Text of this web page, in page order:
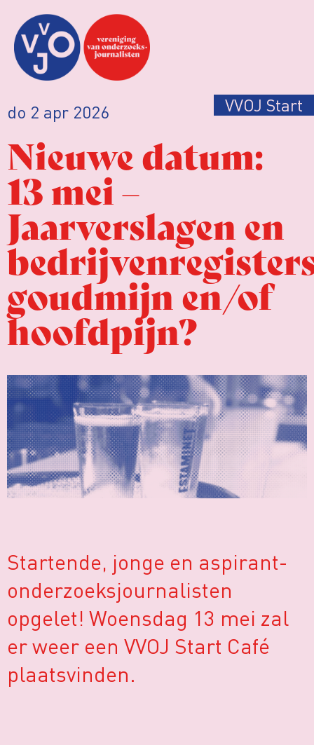
do 2 apr 2026 VVOJ Start
Nieuwe datum:
13 mei –
Jaarverslagen en
goudmijn en/of
hoofdpijn?
Startende, jonge en aspirant-
onderzoeksjournalisten
opgelet! Woensdag 13 mei zal
er weer een VVOJ Start Café
plaatsvinden.